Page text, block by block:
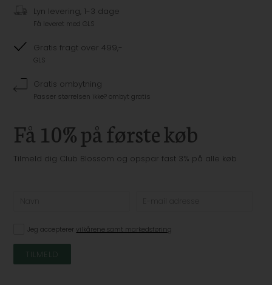
Lyn levering, 1-3 dage
Få leveret med GLS
Gratis fragt over 499,-
GLS
Gratis ombytning
Passer størrelsen ikke? ombyt gratis
Få 10% på første køb
Tilmeld dig Club Blossom og opspar fast 3% på alle køb
Jeg accepterervilkårene samt markedsføring